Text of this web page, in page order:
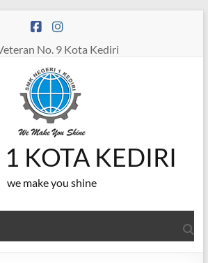
No. 9 Kota Kediri
KOTA KEDIRI
we make you shine